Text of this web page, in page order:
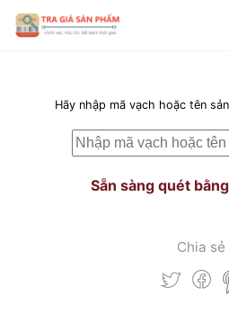
Hãy nhập mã vạch hoặc tên
Sẵn sàng quét
Chia sẻ